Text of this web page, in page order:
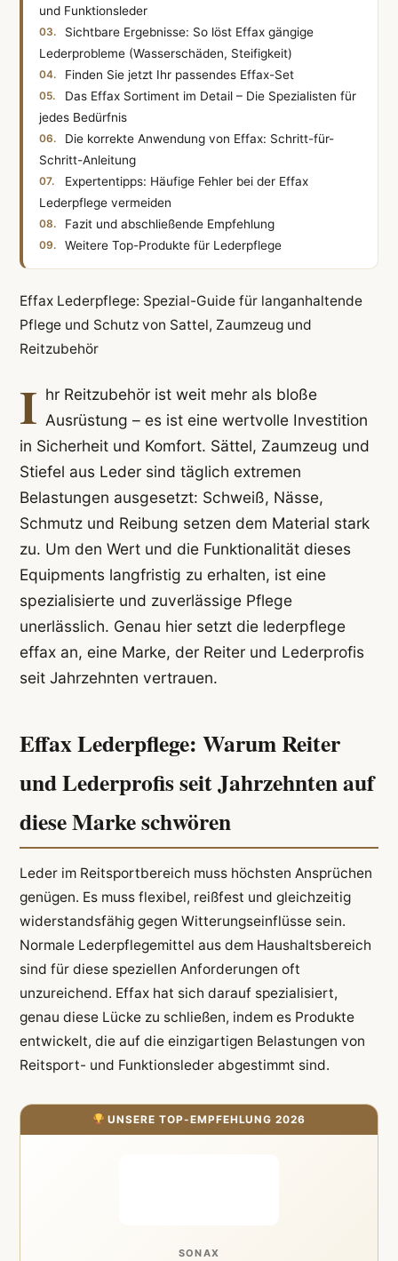
und Funktionsleder
Sichtbare Ergebnisse: So löst Effax gängige
Lederprobleme (Wasserschäden, Steifigkeit)
Finden Sie jetzt Ihr passendes Effax-Set
Das Effax Sortiment im Detail – Die Spezialisten für
jedes Bedürfnis
Die korrekte Anwendung von Effax: Schritt-für-
Schritt-Anleitung
Expertentipps: Häufige Fehler bei der Effax
Lederpflege vermeiden
Fazit und abschließende Empfehlung
Weitere Top-Produkte für Lederpflege
Effax Lederpflege: Spezial-Guide für langanhaltende
Pflege und Schutz von Sattel, Zaumzeug und
Reitzubehör
I hr Reitzubehör ist weit mehr als bloße
Ausrüstung – es ist eine wertvolle Investition
in Sicherheit und Komfort. Sättel, Zaumzeug und
Stiefel aus Leder sind täglich extremen
Belastungen ausgesetzt: Schweiß, Nässe,
Schmutz und Reibung setzen dem Material stark
zu. Um den Wert und die Funktionalität dieses
Equipments langfristig zu erhalten, ist eine
spezialisierte und zuverlässige Pflege
unerlässlich. Genau hier setzt die lederpflege
effax an, eine Marke, der Reiter und Lederprofis
seit Jahrzehnten vertrauen.
Effax Lederpflege: Warum Reiter
und Lederprofis seit Jahrzehnten auf
diese Marke schwören
Leder im Reitsportbereich muss höchsten Ansprüchen
genügen. Es muss flexibel, reißfest und gleichzeitig
widerstandsfähig gegen Witterungseinflüsse sein.
Normale Lederpflegemittel aus dem Haushaltsbereich
sind für diese speziellen Anforderungen oft
unzureichend. Effax hat sich darauf spezialisiert,
genau diese Lücke zu schließen, indem es Produkte
entwickelt, die auf die einzigartigen Belastungen von
Reitsport- und Funktionsleder abgestimmt sind.
UNSERE TOP-EMPFEHLUNG 2026
SONAX